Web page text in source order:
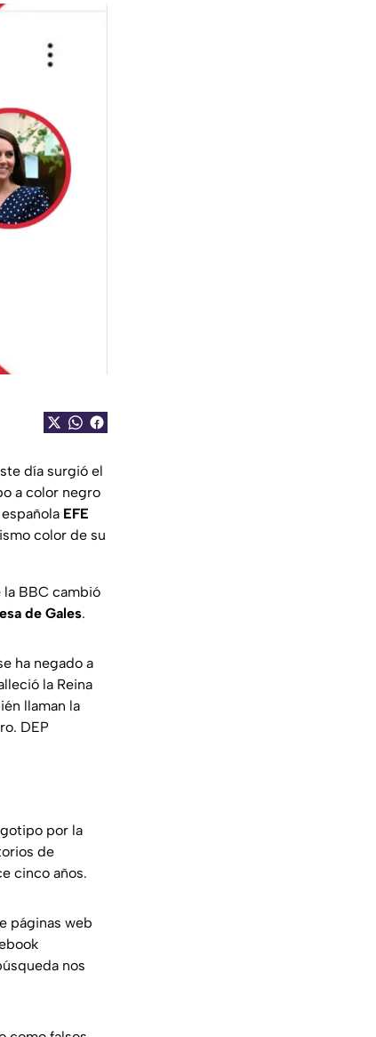
día surgió el
a color negro
EFE
color de su
la BBC cambió
de Gales.
ha negado a
la Reina
llaman la
DEP
por la
de
cinco años.
páginas web
nos